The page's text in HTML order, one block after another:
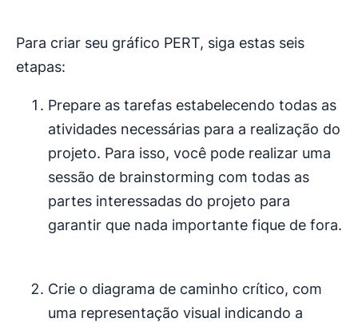
Para criar seu gráfico PERT, siga estas seis
etapas:
Prepare as tarefas estabelecendo todas as
atividades necessárias para a realização do
projeto. Para isso, você pode realizar uma
sessão de brainstorming com todas as
partes interessadas do projeto para
garantir que nada importante fique de fora.
Crie o diagrama de caminho crítico, com
uma representação visual indicando a